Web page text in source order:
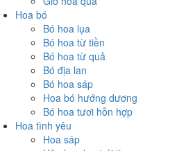
Hoa bó
Bó hoa lụa
Bó hoa từ tiền
Bó hoa từ quả
Bó địa lan
Bó hoa sáp
Hoa bó hướng dương
Bó hoa tươi hỗn hợp
Hoa tình yêu
Hoa sáp